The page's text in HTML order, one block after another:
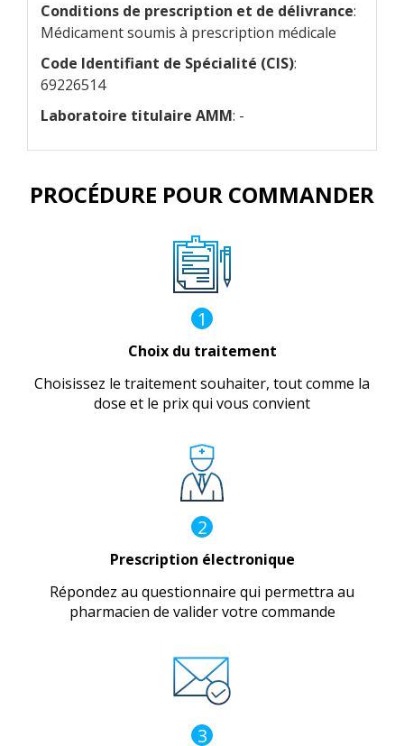
Conditions de prescription et de délivrance:
Médicament soumis à prescription médicale
Code Identifiant de Spécialité (CIS):
69226514
Laboratoire titulaire AMM: -
PROCÉDURE POUR COMMANDER
1
Choix du traitement
Choisissez le traitement souhaiter, tout comme la
dose et le prix qui vous convient
2
Prescription électronique
Répondez au questionnaire qui permettra au
pharmacien de valider votre commande
3